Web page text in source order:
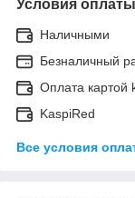
Условия оплаты
Наличными
Безналичный
Оплата картой
KaspiRed
Все условия